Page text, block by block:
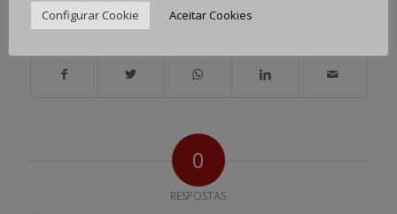
Share this entry
0
RESPOSTAS
Configurar Cookie Aceitar Cookies